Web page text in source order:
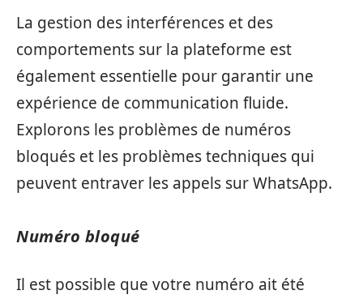
La gestion des interférences et des
comportements sur la plateforme est
également essentielle pour garantir une
expérience de communication fluide.
Explorons les problèmes de numéros
bloqués et les problèmes techniques qui
peuvent entraver les appels sur WhatsApp.
Numéro bloqué
Il est possible que votre numéro ait été